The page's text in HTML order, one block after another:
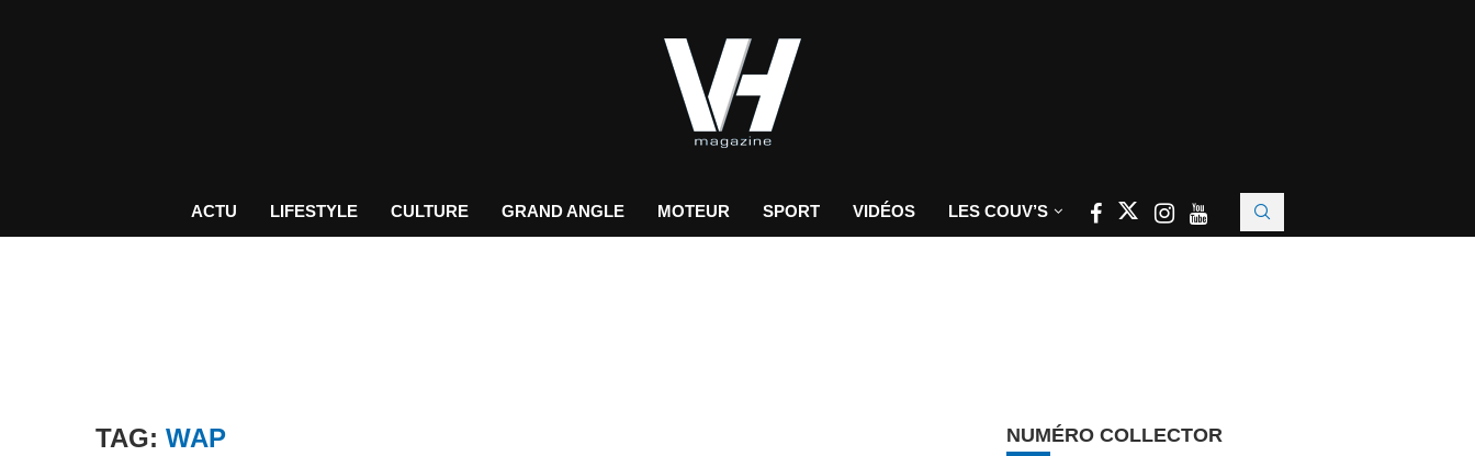
ACTU LIFESTYLE CULTURE GRAND ANGLE MOTEUR SPORT VIDÉOS LES COUV’S
TAG: WAP NUMÉRO COLLECTOR